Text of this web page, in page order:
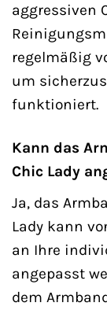
aggressiven
regelmäßig
um
funktioniert.
Kann das
Chic Lady
Ja, das
Lady kann
an Ihre
angepasst
dem